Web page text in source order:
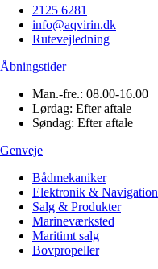
2125 6281
info@aqvirin.dk
Rutevejledning
Åbningstider
Man.-fre.: 08.00-16.00
Lørdag: Efter aftale
Søndag: Efter aftale
Genveje
Bådmekaniker
Elektronik & Navigation
Salg & Produkter
Marineværksted
Maritimt salg
Bovpropeller